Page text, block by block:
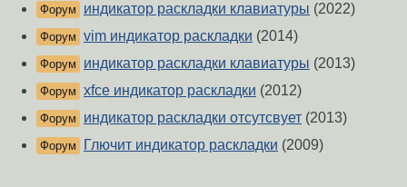
Форум индикатор раскладки клавиатуры (2022)
Форум vim индикатор раскладки (2014)
Форум индикатор раскладки клавиатуры (2013)
Форум xfce индикатор раскладки (2012)
Форум индикатор раскладки отсутсвует (2013)
Форум Глючит индикатор раскладки (2009)